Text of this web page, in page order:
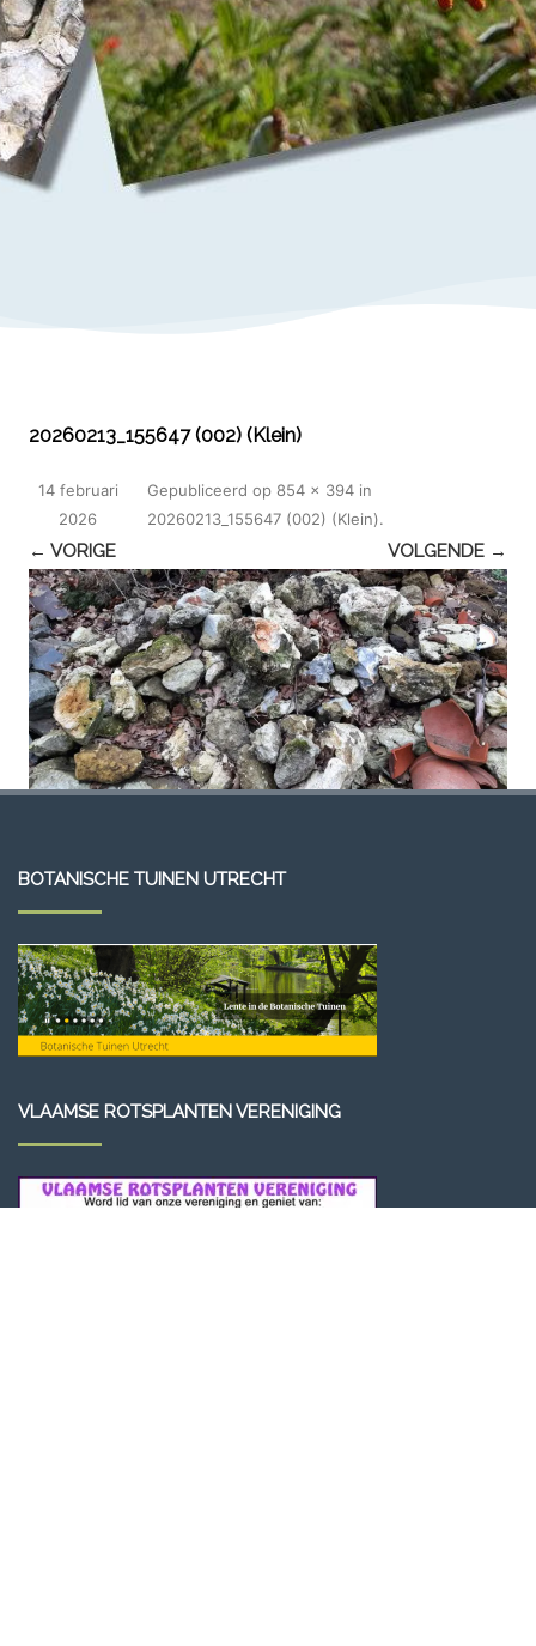
20260213_155647 (002) (Klein)
Gepubliceerd
14 februari
2026
op 854 × 394 in
20260213_155647 (002) (Klein).
← VORIGE VOLGENDE →
BOTANISCHE TUINEN UTRECHT
VLAAMSE ROTSPLANTEN VERENIGING